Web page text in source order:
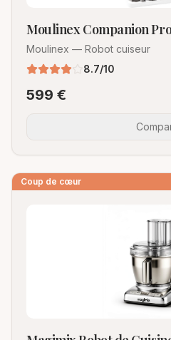
Moulinex Companion
Moulinex — Robot cuiseur
8.7/10
599 €
Coup de cœur